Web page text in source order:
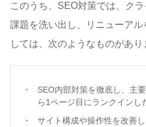
このうち、SEO対策では、ク
課題を洗い出し、リニューア
しては、次のようなものがあり
SEO内部対策を徹底し、主
ら1ページ目にランクインし
サイト構成や操作性を改善